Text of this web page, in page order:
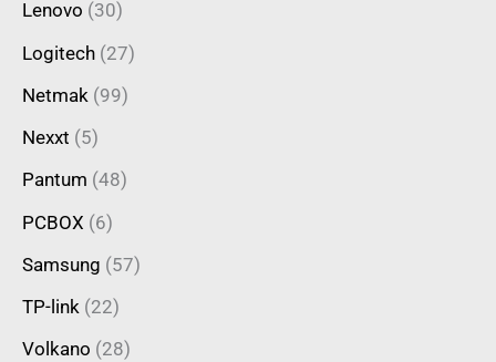
Lenovo (30)
Logitech (27)
Netmak (99)
Nexxt (5)
Pantum (48)
PCBOX (6)
Samsung (57)
TP-link (22)
Volkano (28)